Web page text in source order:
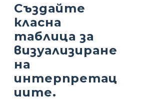
Създайте
класна
таблица за
визуализиране
на
интерпретац
иите.